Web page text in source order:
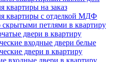
квартиры на заказ
квартиры с отделкой МДФ
скрытыми петлями в квартиру
двери в квартиру
входные двери белые
двери в квартиру
входные двери в квартиру